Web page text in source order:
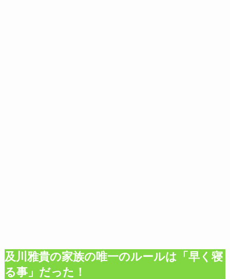
及川雅貴の家族の唯一のルールは「早く寝
る事」だった！